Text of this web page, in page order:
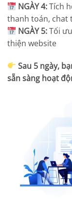
NGÀY 4:Tích
thanh toán, chat
NGÀY 5:Tối
thiện website
Sau 5 ngày,
sẵn sàng hoạt